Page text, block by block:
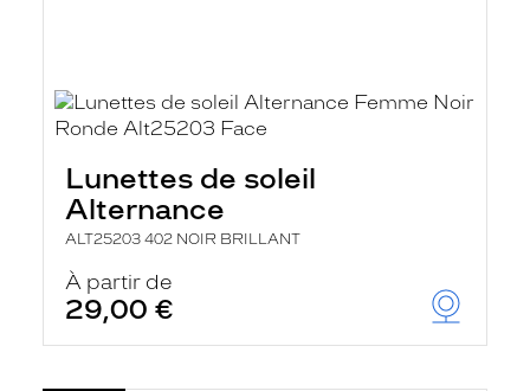
Lunettes de soleil
Alternance
ALT25203 402 NOIR BRILLANT
À partir de
29,00 €